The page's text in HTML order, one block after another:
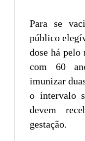
Para se
público
dose há pelo
com 60
imunizar
o intervalo
devem
gestação.